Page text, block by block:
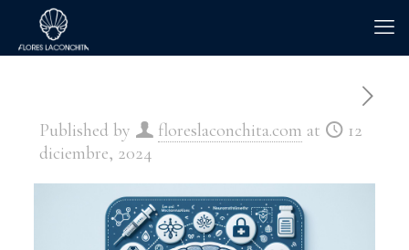
Published by floreslaconchita.com at
12
diciembre, 2024